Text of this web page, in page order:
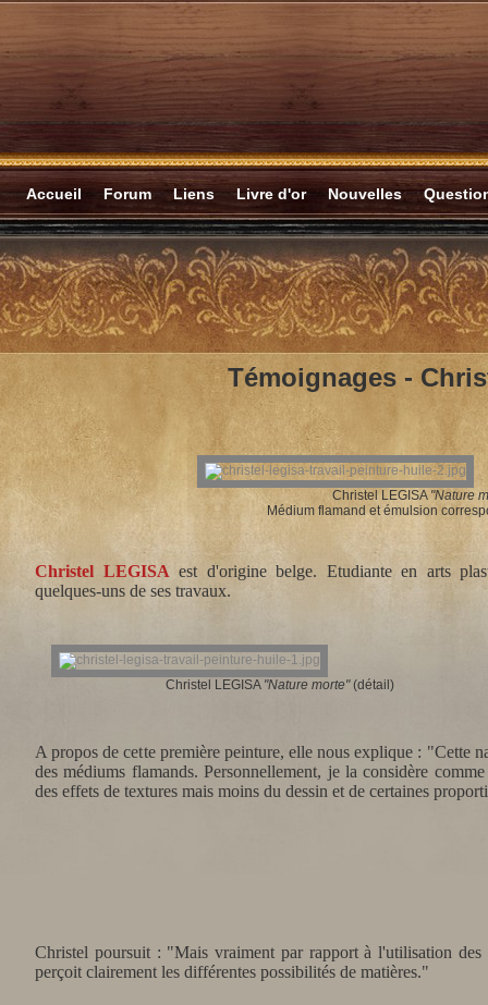
Accueil Forum Liens Livre d'or Nouvelles
Témoignages -
Christel LEGISA "Nature
Médium flamand et émulsion
Christel LEGISA est d'origine belge. Etudiante en arts
quelques-uns de ses travaux.
Christel LEGISA "Nature morte"(détail)
A propos de cette première peinture, elle nous explique : "Cette
des médiums flamands. Personnellement, je la considère
des effets de textures mais moins du dessin et de certaines
Christel poursuit : "Mais vraiment par rapport à l'utilisation des
perçoit clairement les différentes possibilités de matières."